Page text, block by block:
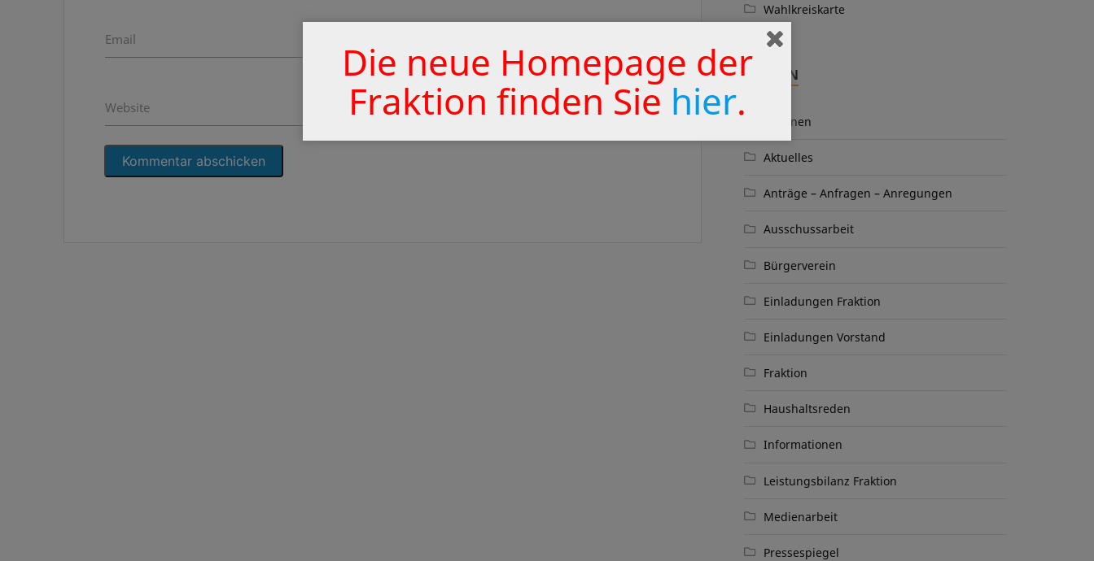
Email
Website
Wahlkreiskarte
THEMEN
Aktionen
Aktuelles
Anträge – Anfragen – Anregungen
Ausschussarbeit
Bürgerverein
Einladungen Fraktion
Einladungen Vorstand
Fraktion
Haushaltsreden
Informationen
Leistungsbilanz Fraktion
Medienarbeit
Pressespiegel
Die neue Homepage der
Fraktion finden Sie hier.